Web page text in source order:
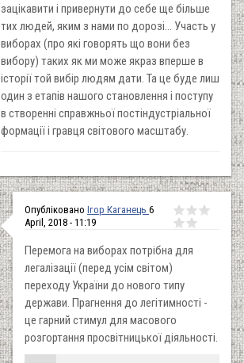
зацікавити і привернути до себе ще більше
тих людей, яким з нами по дорозі... Участь у
виборах (про які говорять що вони без
вибору) таких як ми може якраз вперше в
історії той вибір людям дати. Та це буде лиш
один з етапів нашого становлення і поступу
в створенні справжньої постіндустріальної
формації і гравця світового масштабу.
Опубліковано Ігор Каганець 6
April, 2018 - 11:19
Перемога на виборах потрібна для
легалізації (перед усім світом)
переходу України до нового типу
держави. Прагнення до легітимності -
це гарний стимул для масового
розгортання просвітницької діяльності.